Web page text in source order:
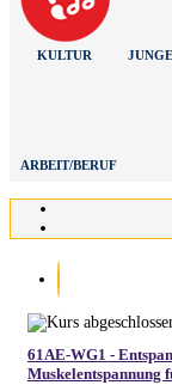
KULTUR
ARBEIT/BERUF
61AE-WG1 -
Muskelentspannung